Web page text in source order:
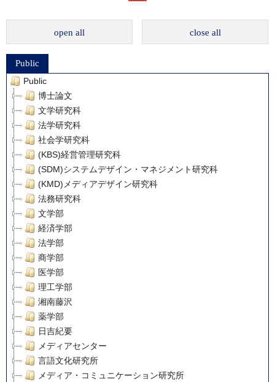
open all close all
Public
Public
博士論文
文学研究科
法学研究科
社会学研究科
(KBS)経営管理研究科
(SDM)システムデザイン・マネジメント研究科
(KMD)メディアデザイン研究科
法務研究科
文学部
経済学部
法学部
商学部
医学部
理工学部
湘南藤沢
薬学部
日吉紀要
メディアセンター
言語文化研究所
メディア・コミュニケーション研究所